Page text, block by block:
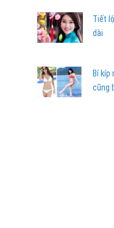
Tiết
dài
Bí
cũng